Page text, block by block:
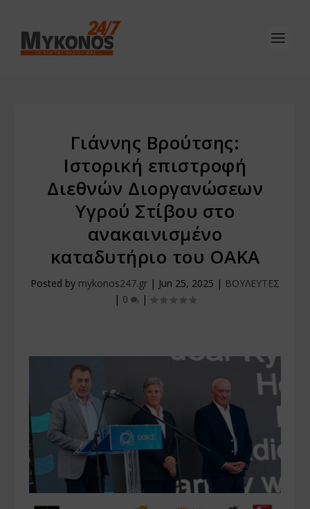
Γιάννης Βρούτσης:
Ιστορική επιστροφή
Διεθνών Διοργανώσεων
Υγρού Στίβου στο
ανακαινισμένο
καταδυτήριο του ΟΑΚΑ
Posted by mykonos247.gr | Jun 25, 2025 | ΒΟΥΛΕΥΤΕΣ
| 0 |